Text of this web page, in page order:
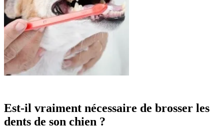
Est-il vraiment nécessaire de brosser les
dents de son chien ?